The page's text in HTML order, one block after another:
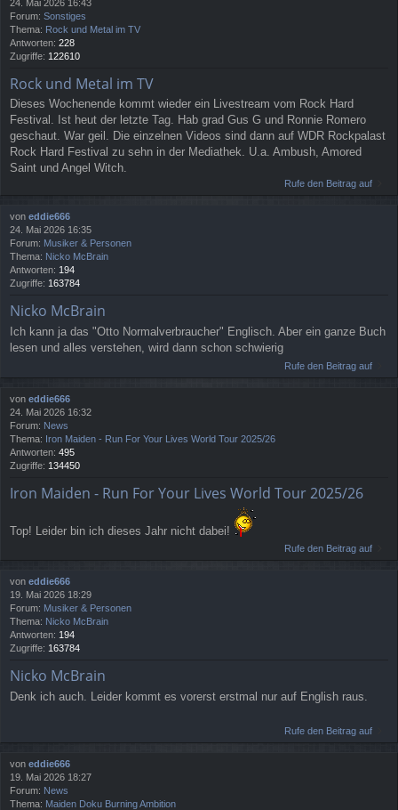
24. Mai 2026 16:43
Forum: Sonstiges
Thema: Rock und Metal im TV
Antworten: 228
Zugriffe: 122610
Rock und Metal im TV
Dieses Wochenende kommt wieder ein Livestream vom Rock Hard
Festival. Ist heut der letzte Tag. Hab grad Gus G und Ronnie Romero
geschaut. War geil. Die einzelnen Videos sind dann auf WDR Rockpalast
Rock Hard Festival zu sehn in der Mediathek. U.a. Ambush, Amored
Saint und Angel Witch.
Rufe den Beitrag auf
von eddie666
24. Mai 2026 16:35
Forum: Musiker & Personen
Thema: Nicko McBrain
Antworten: 194
Zugriffe: 163784
Nicko McBrain
Ich kann ja das "Otto Normalverbraucher" Englisch. Aber ein ganze Buch
lesen und alles verstehen, wird dann schon schwierig
Rufe den Beitrag auf
von eddie666
24. Mai 2026 16:32
Forum: News
Thema: Iron Maiden - Run For Your Lives World Tour 2025/26
Antworten: 495
Zugriffe: 134450
Iron Maiden - Run For Your Lives World Tour 2025/26
Top! Leider bin ich dieses Jahr nicht dabei!
Rufe den Beitrag auf
von eddie666
19. Mai 2026 18:29
Forum: Musiker & Personen
Thema: Nicko McBrain
Antworten: 194
Zugriffe: 163784
Nicko McBrain
Denk ich auch. Leider kommt es vorerst erstmal nur auf English raus.
Rufe den Beitrag auf
von eddie666
19. Mai 2026 18:27
Forum: News
Thema: Maiden Doku Burning Ambition